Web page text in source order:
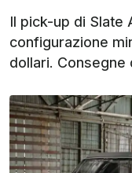
Il pick-up di Slate
configurazione
dollari. Consegne